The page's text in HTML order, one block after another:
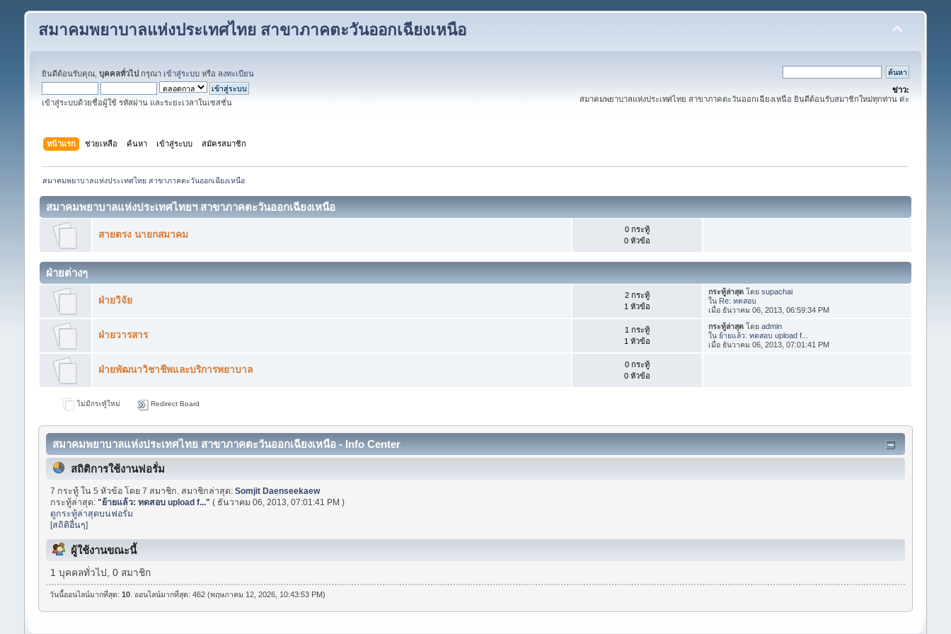
สมาคมพยาบาลแห่งประเทศไทย สาขาภาคตะวันออกเฉียงเหนือ
ยินดีต้อนรับคุณ, บุคคลทั่วไป กรุณา เข้าสู่ระบบหรือ ลงทะเบียน
เข้าสู่ระบบด้วยชื่อผู้ใช้ รหัสผ่าน และระยะเวลาในเซสชั่น
ข่าว:
สมาคมพยาบาลแห่งประเทศไทย สาขาภาคตะวันออกเฉียงเหนือ ยินดีต้อนรับสมาชิกใหม่ทุกท่าน ค่ะ
หน้าแรก ช่วยเหลือ ค้นหา เข้าสู่ระบบ สมัครสมาชิก
สมาคมพยาบาลแห่งประเทศไทย สาขาภาคตะวันออกเฉียงเหนือ
สมาคมพยาบาลแห่งประเทศไทยฯ สาขาภาคตะวันออกเฉียงเหนือ
สายตรง นายกสมาคม
0 กระทู้
0 หัวข้อ
ฝ่ายต่างๆ
ฝ่ายวิจัย
2 กระทู้
1 หัวข้อ
กระทู้ล่าสุด โดยsupachai
ใน Re: ทดสอบ
เมื่อ ธันวาคม 06, 2013, 06:59:34 PM
ฝ่ายวารสาร
1 กระทู้
1 หัวข้อ
กระทู้ล่าสุด โดยadmin
ใน ย้ายแล้ว: ทดสอบ upload f...
เมื่อ ธันวาคม 06, 2013, 07:01:41 PM
ฝ่ายพัฒนาวิชาชีพและบริการพยาบาล
0 กระทู้
0 หัวข้อ
ไม่มีกระทู้ใหม่ Redirect Board
สมาคมพยาบาลแห่งประเทศไทย สาขาภาคตะวันออกเฉียงเหนือ - Info Center
สถิติการใช้งานฟอรั่ม
7 กระทู้ ใน 5 หัวข้อ โดย 7 สมาชิก. สมาชิกล่าสุด: Somjit Daenseekaew
กระทู้ล่าสุด: "ย้ายแล้ว: ทดสอบ upload f..." ( ธันวาคม 06, 2013, 07:01:41 PM )
ดูกระทู้ล่าสุดบนฟอรั่ม
[สถิติอื่นๆ]
ผู้ใช้งานขณะนี้
1 บุคคลทั่วไป, 0 สมาชิก
วันนี้ออนไลน์มากที่สุด: 10. ออนไลน์มากที่สุด: 462 (พฤษภาคม 12, 2026, 10:43:53 PM)